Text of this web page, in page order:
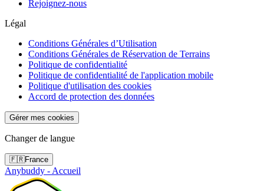
Rejoignez-nous
Légal
Conditions Générales d’Utilisation
Conditions Générales de Réservation de Terrains
Politique de confidentialité
Politique de confidentialité de l'application mobile
Politique d'utilisation des cookies
Accord de protection des données
Gérer mes cookies
Changer de langue
🇫🇷France
Anybuddy - Accueil